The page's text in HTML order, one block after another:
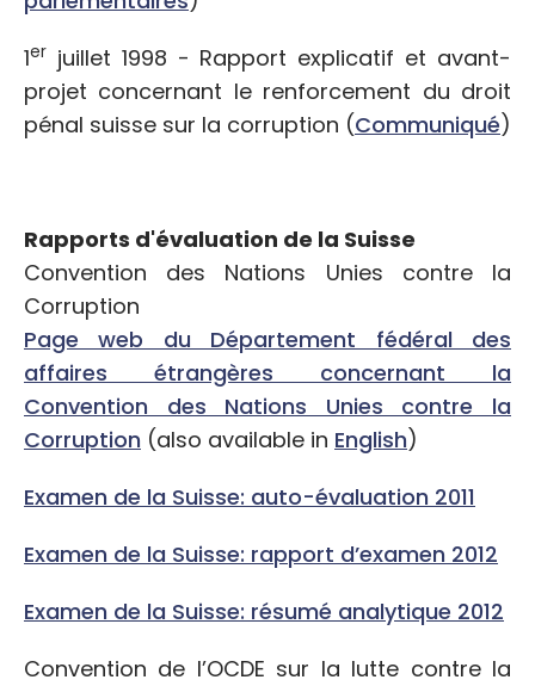
1er juillet 1998 - Rapport explicatif et avant-
projet concernant le renforcement du droit
pénal suisse sur la corruption (Communiqué)
Rapports d'évaluation de la Suisse
Convention des Nations Unies contre la
Corruption
Page web du Département fédéral des
affaires étrangères concernant la
Convention des Nations Unies contre la
Corruption (also available in English)
Examen de la Suisse: auto-évaluation 2011
Examen de la Suisse: rapport d’examen 2012
Examen de la Suisse: résumé analytique 2012
Convention de l’OCDE sur la lutte contre la